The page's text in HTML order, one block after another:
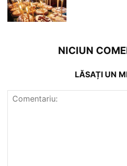
NICIUN
LĂSAȚI UN